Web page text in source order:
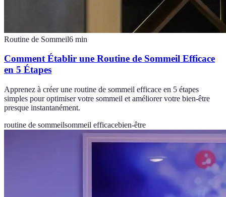
Routine de Sommeil6 min
Comment Établir une Routine de Sommeil Efficace
en 5 Étapes
Apprenez à créer une routine de sommeil efficace en 5 étapes
simples pour optimiser votre sommeil et améliorer votre bien-être
presque instantanément.
routine de sommeilsommeil efficacebien-être